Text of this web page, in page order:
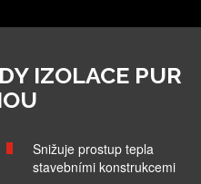
IZOLACE PUR
Snižuje prostup tepla
stavebními konstrukcemi